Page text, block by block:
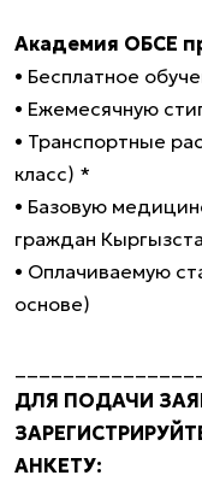
Академия ОБСЕ
• Бесплатное
• Ежемесячную
• Транспортные
класс) *
• Базовую
граждан
• Оплачиваемую
основе)
ДЛЯ ПОДАЧИ
АНКЕТУ: